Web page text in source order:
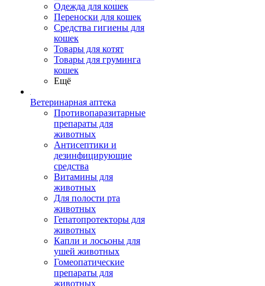
Одежда для кошек
Переноски для кошек
Средства гигиены для
кошек
Товары для котят
Товары для груминга
кошек
Ещё
Ветеринарная аптека
Противопаразитарные
препараты для
животных
Антисептики и
дезинфицирующие
средства
Витамины для
животных
Для полости рта
животных
Гепатопротекторы для
животных
Капли и лосьоны для
ушей животных
Гомеопатические
препараты для
животных